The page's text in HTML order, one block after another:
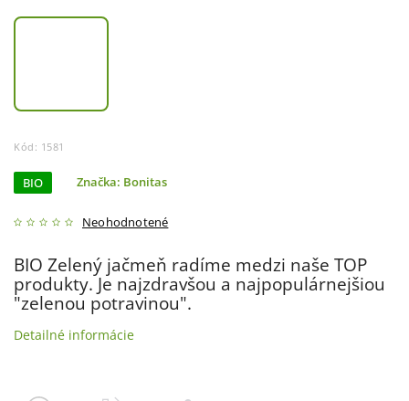
Kód: 1581
BIO
Neohodnotené
Značka: Bonitas
BIO Zelený jačmeň radíme medzi naše TOP
produkty. Je najzdravšou a najpopulárnejšiou
"zelenou potravinou".
Detailné informácie